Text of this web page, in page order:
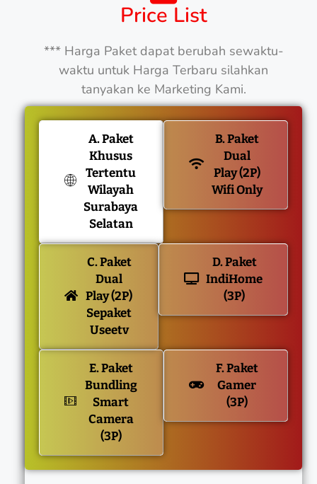
Price List
*** Harga Paket dapat berubah sewaktu-
waktu untuk Harga Terbaru silahkan
tanyakan ke Marketing Kami.
A. Paket
Khusus
Tertentu
Wilayah
Surabaya
Selatan
B. Paket
Dual
Play (2P)
Wifi Only
C. Paket
Dual
Play (2P)
Sepaket
Useetv
D. Paket
IndiHome
(3P)
E. Paket
Bundling
Smart
Camera
(3P)
F. Paket
Gamer
(3P)